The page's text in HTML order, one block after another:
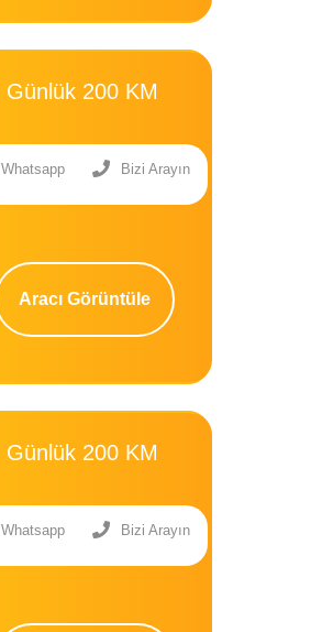
Günlük 200 KM
Whatsapp Bizi Arayın
Aracı Görüntüle
Günlük 200 KM
Whatsapp Bizi Arayın